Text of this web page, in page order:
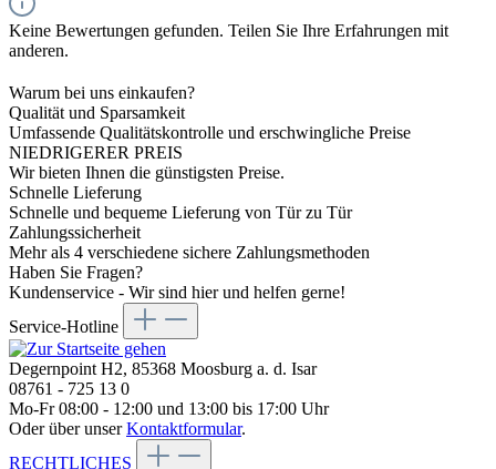
Keine Bewertungen gefunden. Teilen Sie Ihre Erfahrungen mit
anderen.
Warum bei uns einkaufen?
Qualität und Sparsamkeit
Umfassende Qualitätskontrolle und erschwingliche Preise
NIEDRIGERER PREIS
Wir bieten Ihnen die günstigsten Preise.
Schnelle Lieferung
Schnelle und bequeme Lieferung von Tür zu Tür
Zahlungssicherheit
Mehr als 4 verschiedene sichere Zahlungsmethoden
Haben Sie Fragen?
Kundenservice - Wir sind hier und helfen gerne!
Service-Hotline
Degernpoint H2, 85368 Moosburg a. d. Isar
08761 - 725 13 0
Mo-Fr 08:00 - 12:00 und 13:00 bis 17:00 Uhr
Oder über unserKontaktformular.
RECHTLICHES